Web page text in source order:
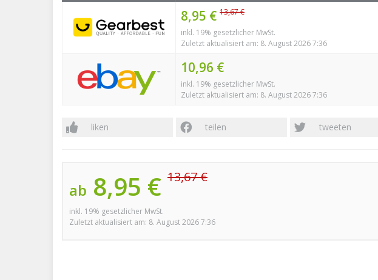
8,95 € 13,67 €
inkl. 19% gesetzlicher MwSt.
Zuletzt aktualisiert am: 8. August 2026 7:36
10,96 €
inkl. 19% gesetzlicher MwSt.
Zuletzt aktualisiert am: 8. August 2026 7:36
liken teilen tweeten
ab 8,95 € 13,67 €
inkl. 19% gesetzlicher MwSt.
Zuletzt aktualisiert am: 8. August 2026 7:36